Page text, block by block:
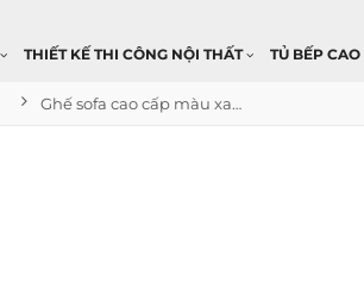
THIẾT KẾ THI CÔNG NỘI THẤT TỦ BẾP
Ghế sofa cao cấp màu xanh lông nhunng CNT44A